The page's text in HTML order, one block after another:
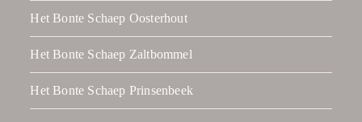
Het Bonte Schaep Oosterhout
Het Bonte Schaep Zaltbommel
Het Bonte Schaep Prinsenbeek